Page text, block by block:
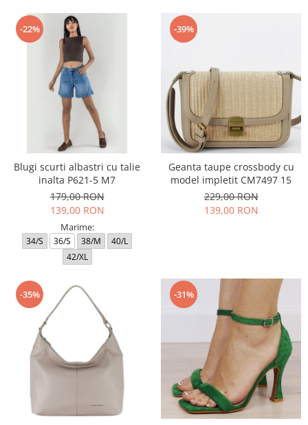
-22%
Blugi scurti albastri cu talie
inalta P621-5 M7
179,00 RON
139,00 RON
Marime:
34/S 36/S 38/M
40/L
42/XL
-39%
Geanta taupe crossbody cu
model impletit CM7497 15
229,00 RON
139,00 RON
-35% -31%